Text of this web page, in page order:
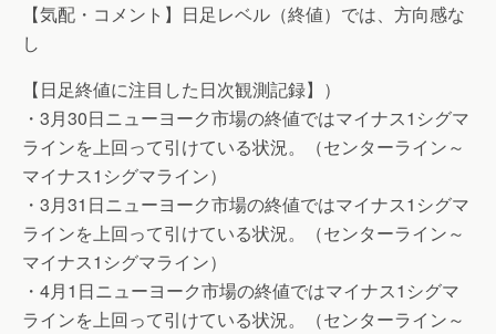
【気配・コメント】日足レベル（終値）では、方向感な
し
【日足終値に注目した日次観測記録】）
・3月30日ニューヨーク市場の終値ではマイナス1シグマ
ラインを上回って引けている状況。（センターライン～
マイナス1シグマライン）
・3月31日ニューヨーク市場の終値ではマイナス1シグマ
ラインを上回って引けている状況。（センターライン～
マイナス1シグマライン）
・4月1日ニューヨーク市場の終値ではマイナス1シグマ
ラインを上回って引けている状況。（センターライン～